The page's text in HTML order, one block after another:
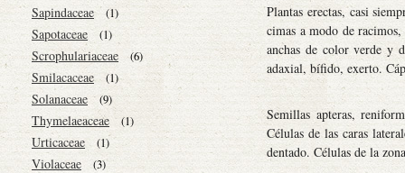
Sapindaceae (1)
Sapotaceae (1)
Scrophulariaceae (6)
Smilacaceae (1)
Solanaceae (9)
Thymelaeaceae (1)
Urticaceae (1)
Violaceae (3)
Plantas erectas, casi
cimas a modo de
anchas de color verde y
adaxial, bífido, exerto.
Semillas apteras,
Células de las caras
dentado. Células de la